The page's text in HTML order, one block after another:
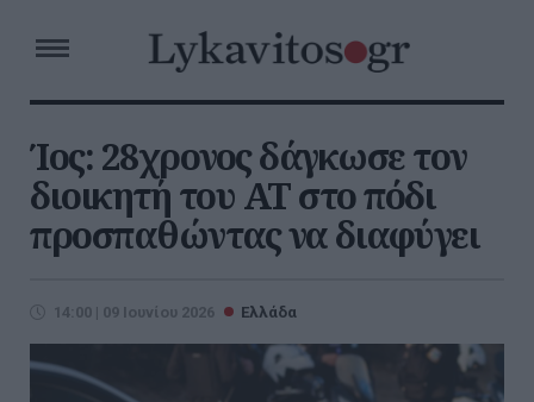
Ίος: 28χρονος δάγκωσε τον
διοικητή του ΑΤ στο πόδι
προσπαθώντας να διαφύγει
14:00 | 09 Ιουνίου 2026 Ελλάδα